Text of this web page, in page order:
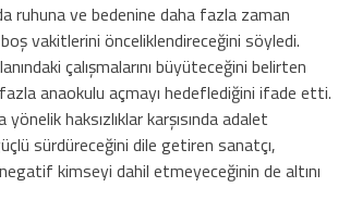
ruhuna ve bedenine daha fazla zaman
boş vakitlerini önceliklendireceğini söyledi.
çalışmalarını büyüteceğini belirten
anaokulu açmayı hedeflediğini ifade etti.
haksızlıklar karşısında adalet
sürdüreceğini dile getiren sanatçı,
kimseyi dahil etmeyeceğinin de altını